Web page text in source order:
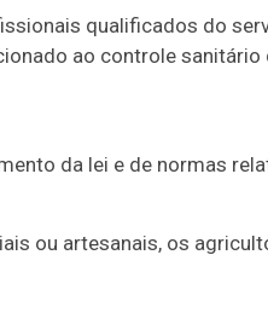
qualificados do
ao controle sanitário
da lei e de normas
ou artesanais, os